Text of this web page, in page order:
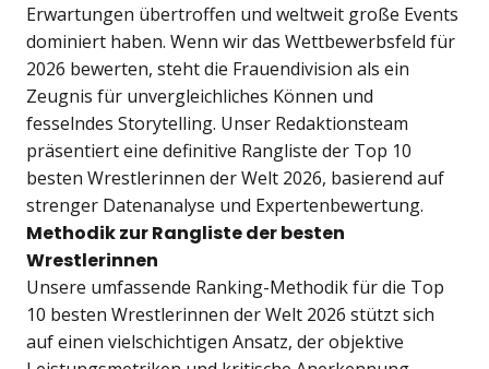
Erwartungen übertroffen und weltweit große Events
dominiert haben. Wenn wir das Wettbewerbsfeld für
2026 bewerten, steht die Frauendivision als ein
Zeugnis für unvergleichliches Können und
fesselndes Storytelling. Unser Redaktionsteam
präsentiert eine definitive Rangliste der Top 10
besten Wrestlerinnen der Welt 2026, basierend auf
strenger Datenanalyse und Expertenbewertung.
Methodik zur Rangliste der besten
Wrestlerinnen
Unsere umfassende Ranking-Methodik für die Top
10 besten Wrestlerinnen der Welt 2026 stützt sich
auf einen vielschichtigen Ansatz, der objektive